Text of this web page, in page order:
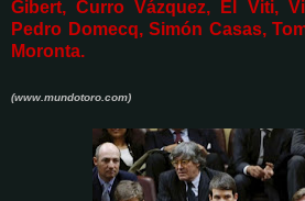
Gibert, Curro Vázquez, El Viti,
Pedro Domecq, Simón Casas,
Moronta.
(www.mundotoro.com)